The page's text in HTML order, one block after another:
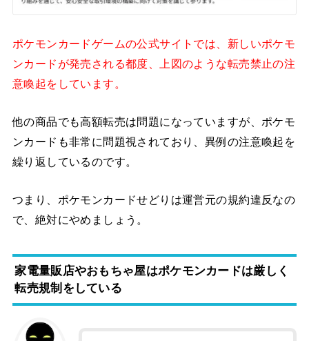
ポケモンカードゲームの公式サイトでは、新しいポケモ
ンカードが発売される都度、上図のような転売禁止の注
意喚起をしています。
他の商品でも高額転売は問題になっていますが、ポケモ
ンカードも非常に問題視されており、異例の注意喚起を
繰り返しているのです。
つまり、ポケモンカードせどりは運営元の規約違反なの
で、絶対にやめましょう。
家電量販店やおもちゃ屋はポケモンカードは厳しく
転売規制をしている